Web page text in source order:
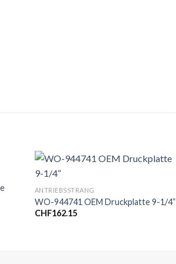
ANTRIEBSSTRANG
WO-944741 OEM Druckplatte 9-1/4“
CHF162.15